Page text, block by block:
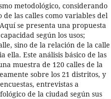
metodológico, considerando
las calles como variables del
se presenta una propuesta
según los usos;
sino de la relación de la calle
ella. Este análisis básico de las
muestra de 120 calles de la
sobre los 21 distritos, y
entrevistas a
de la ciudad según sus